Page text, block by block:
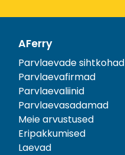
AFerry
Parvlaevade sihtkohad
Parvlaevafirmad
Parvlaevaliinid
Parvlaevasadamad
Meie arvustused
Eripakkumised
Laevad